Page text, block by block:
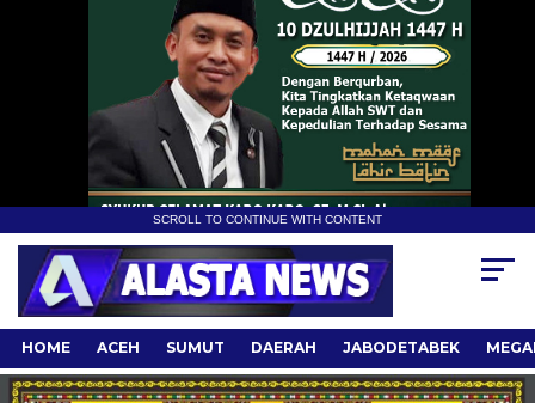
SCROLL TO CONTINUE WITH CONTENT
HOME ACEH SUMUT DAERAH JABODETABEK